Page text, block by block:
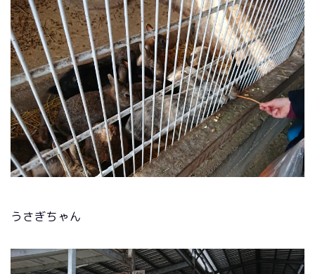
うさぎちゃん